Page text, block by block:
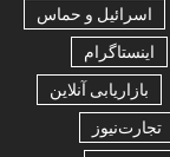
اسرائیل و حماس
اینستاگرام
بازاریابی آنلاین
تجارت‌نیوز